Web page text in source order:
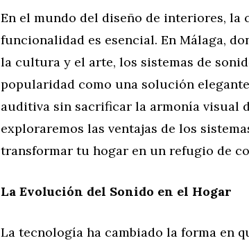
En el mundo del diseño de interiores, la
funcionalidad es esencial. En Málaga,
la cultura y el arte, los sistemas de
popularidad como una solución
auditiva sin sacrificar la armonía visual
exploraremos las ventajas de los
transformar tu hogar en un refugio de
La Evolución del Sonido en el Hogar
La tecnología ha cambiado la forma en